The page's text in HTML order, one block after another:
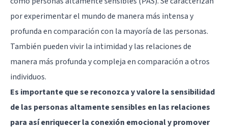
por experimentar el mundo de manera más intensa y
profunda en comparación con la mayoría de las personas.
También pueden vivir la intimidad y las relaciones de
manera más profunda y compleja en comparación a otros
individuos.
Es importante que se reconozca y valore la sensibilidad
de las personas altamente sensibles en las relaciones
para así enriquecer la conexión emocional y promover